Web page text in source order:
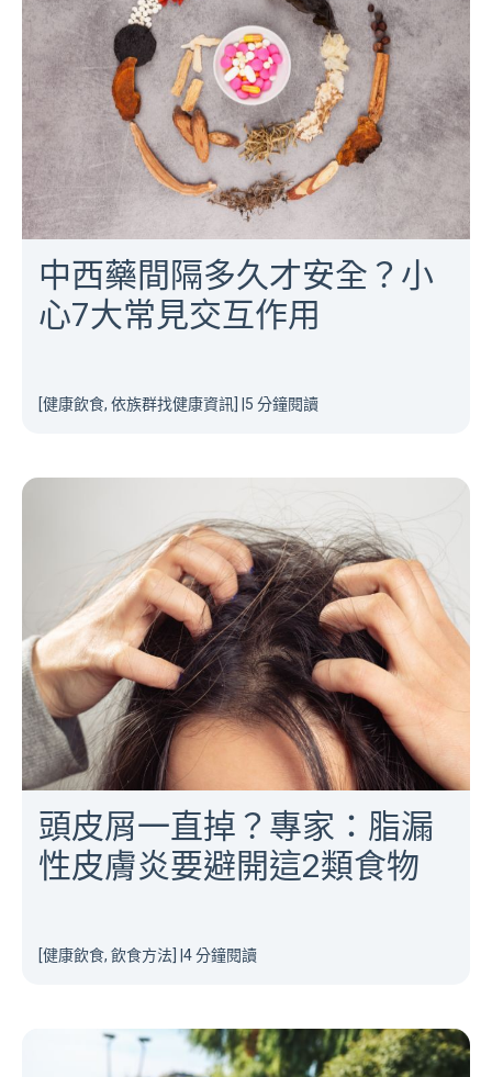
中西藥間隔多久才安全？小
心7大常見交互作用
[健康飲食, 依族群找健康資訊] 5 分鐘閱讀
頭皮屑一直掉？專家：脂漏
性皮膚炎要避開這2類食物
[健康飲食, 飲食方法] 4 分鐘閱讀